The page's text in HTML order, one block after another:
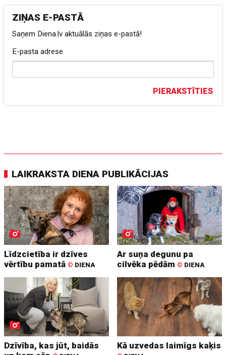
ZIŅAS E-PASTĀ
Saņem Diena.lv aktuālās ziņas e-pastā!
E-pasta adrese
PIERAKSTĪTIES
LAIKRAKSTA DIENA PUBLIKĀCIJAS
Līdzcietība ir dzīves
vērtību pamatā © DIENA
Ar suņa degunu pa
cilvēka pēdām © DIENA
Dzīvība, kas jūt, baidās
Kā uzvedas laimīgs kaķis